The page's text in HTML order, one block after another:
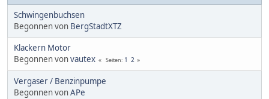
Schwingenbuchsen
Begonnen von BergStadtXTZ
Klackern Motor
Begonnen vonvautex Seiten 1 2
Vergaser / Benzinpumpe
Begonnen vonAPe